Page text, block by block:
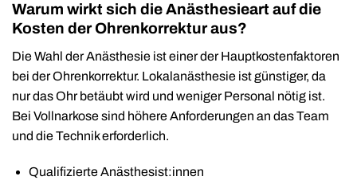
Warum wirkt sich die Anästhesieart auf die
Kosten der Ohrenkorrektur aus?
Die Wahl der Anästhesie ist einer der Hauptkostenfaktoren
bei der Ohrenkorrektur. Lokalanästhesie ist günstiger, da
nur das Ohr betäubt wird und weniger Personal nötig ist.
Bei Vollnarkose sind höhere Anforderungen an das Team
und die Technik erforderlich.
Qualifizierte Anästhesist:innen